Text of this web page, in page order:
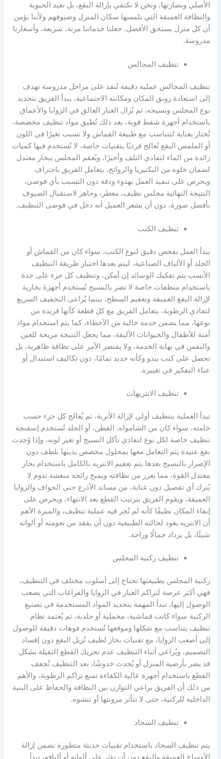
الأصلي ونضارتها، ونحن لا نكتفي بإزالة البقع، بل نعيد الحيوية
والنظافة العميقة التي يلمسها سكان المنزل وضيوفهم ولأننا نؤمن
أن كل منزل يستحق الأفضل، جعلنا خدماتنا مرنة، سريعة، وأسعارنا
مدروسة.
تنظيف المجالس
تنظيف المجالس عملية دقيقة تُنفذ على مراحل مدروسة تهدف
إلى استعادة رونق المكان ومكانته الاجتماعية، يبدأ الفريق بتحديد
نوع المجلس ونسيجه، ثم يُزال الغبار العالق في الزوايا والأعماق
باستخدام أجهزة شفط قوية، بعد ذلك تُطبق مواد تنظيف مخصصة،
تُختار بعناية لتتناسب مع طبيعة القماش ولا تسبب تغيرًا في اللون
أو الملمس البقع تُعالج فرديًا بتقنيات خاصة، لا تُستخدم فيها كميات
زائدة من الماء لتفادي التلف وأخيرًا، ويُعقم المجلس ببخار معتدل
لضمان خلوه من البكتيريا والروائح، يتعامل الفريق باحتراف
ويحرص على تنفيذ العمل بهدوء ودقة دون التسبب بأي فوضى،
النتيجة النهائية مجلس نظيف، معطر، وجاهز لاستقبال الضيوف
بأفضل صورة، دون أن يشعر العميل أنه دخل في فوضى التنظيف.
تنظيف الكنب
يبدأ العمل بفحص دقيق لنوع الكنب، سواء كان من القماش أو
الجلد أو الألياف الصناعية، ليتم بعدها اختيار طريقة التنظيف
الأنسب يتم تفكيك الوسائد إن أمكن، وتنظيف كل جزء على حدة
باستخدام منظفات خاصة لا تضر بالنسيج تُستخدم أجهزة بخارية
لإزالة البقع العميقة وتعقيم السطح، بينما يُراعى التجفيف السريع
لتفادي الرطوبة، يتعامل الفريق مع كل قطعة كأنها فريدة من
نوعها، مما يضمن خدمة خالية من الأخطاء، كما يتم استخدام مواد
آمنة للأطفال والحيوانات الأليفة، مما يجعل النتيجة مريحة للعين
والنفس في نهاية الخدمة، ولا يقتصر الأمر على نظافة ظاهرية، بل
تحصل على كنب يبدو وكأنه جديد تمامًا، دون تكاليف استبدال أو
عناء التفكير في تغييره.
تنظيف الانتريهات
تبدأ العملية بتنظيف أولي لإزالة الأتربة، ثم يُعالج كل جزء حسب
خامته، سواء كان من الشامواه، القطن، أو الجلد تُستخدم إسفنجة
تنظيف خاصة لكل نوع لتفادي تآكل النسيج أو تغير لونه، وإذا وُجدت
بقع عنيدة يتم التعامل معها بمحلول مخصص يذيبها بلطف دون
الإضرار بالنسيج بعدها يتم تعقيم الانتريه بالكامل باستخدام بخار
معتدل القوة، مما يعزز من نظافته ويمنح رائحة منعشة تدوم لا
يُترك أي تفصيل دون عناية، من مساند الأذرع حتى الحواف والزوايا
العميقة، ويقوم الفريق بترتيب القطع بعد الانتهاء، ويحرص على
إبقاء المكان نظيفًا كأنه لم تُجر فيه عملية تنظيف، والميزة الأهم
أن الانتريه يعود لحالته الطبيعية دون أن يفقد من نعومته أو ألوانه
شيئًا، بل يزداد جمالًا وراحة.
تنظيف ركنية المجلس
ركنية المجلس بطبيعتها تحتاج إلى أسلوب مختلف في التنظيف،
فهي أكثر عرضة لتراكم الغبار في الزوايا والفراغات التي يصعب
الوصول إليها، تبدأ المهمة بتحديد المواد المستخدمة في تصنيع
الركنية سواء كانت قماشية، مخملية أو جلدية، ثم يُعتمد نظام
تنظيف يتناسب مع شكلها وموقعها تُستخدم فوهات دقيقة للوصول
إلى أصعب الزوايا، مع تقنيات بخار لطيف تُزيل البقع دون إفساد
التصميم، ويُراعى أثناء التنظيف عدم تحريك القطع الثقيلة بشكل
قد يضر بأرضية المنزل أو يُحدث خدوشًا، بعد التنظيف تُجفف
القطع باستخدام أجهزة عالية الكفاءة تمنع تراكم الرطوبة، والأهم
من ذلك أن الفريق يراعي التوازن بين النظافة والحفاظ على البنية
الداخلية للركنية، حتى لا تتأثر مرونتها أو تتشوه.
تنظيف السجاد
يتم تنظيف السجاد باستخدام تقنيات حديثة متطورة تضمن إزالة
الأوساخ العميقة والبقع دون أن تؤثر على ألوانه أو أليافه، تبدأ